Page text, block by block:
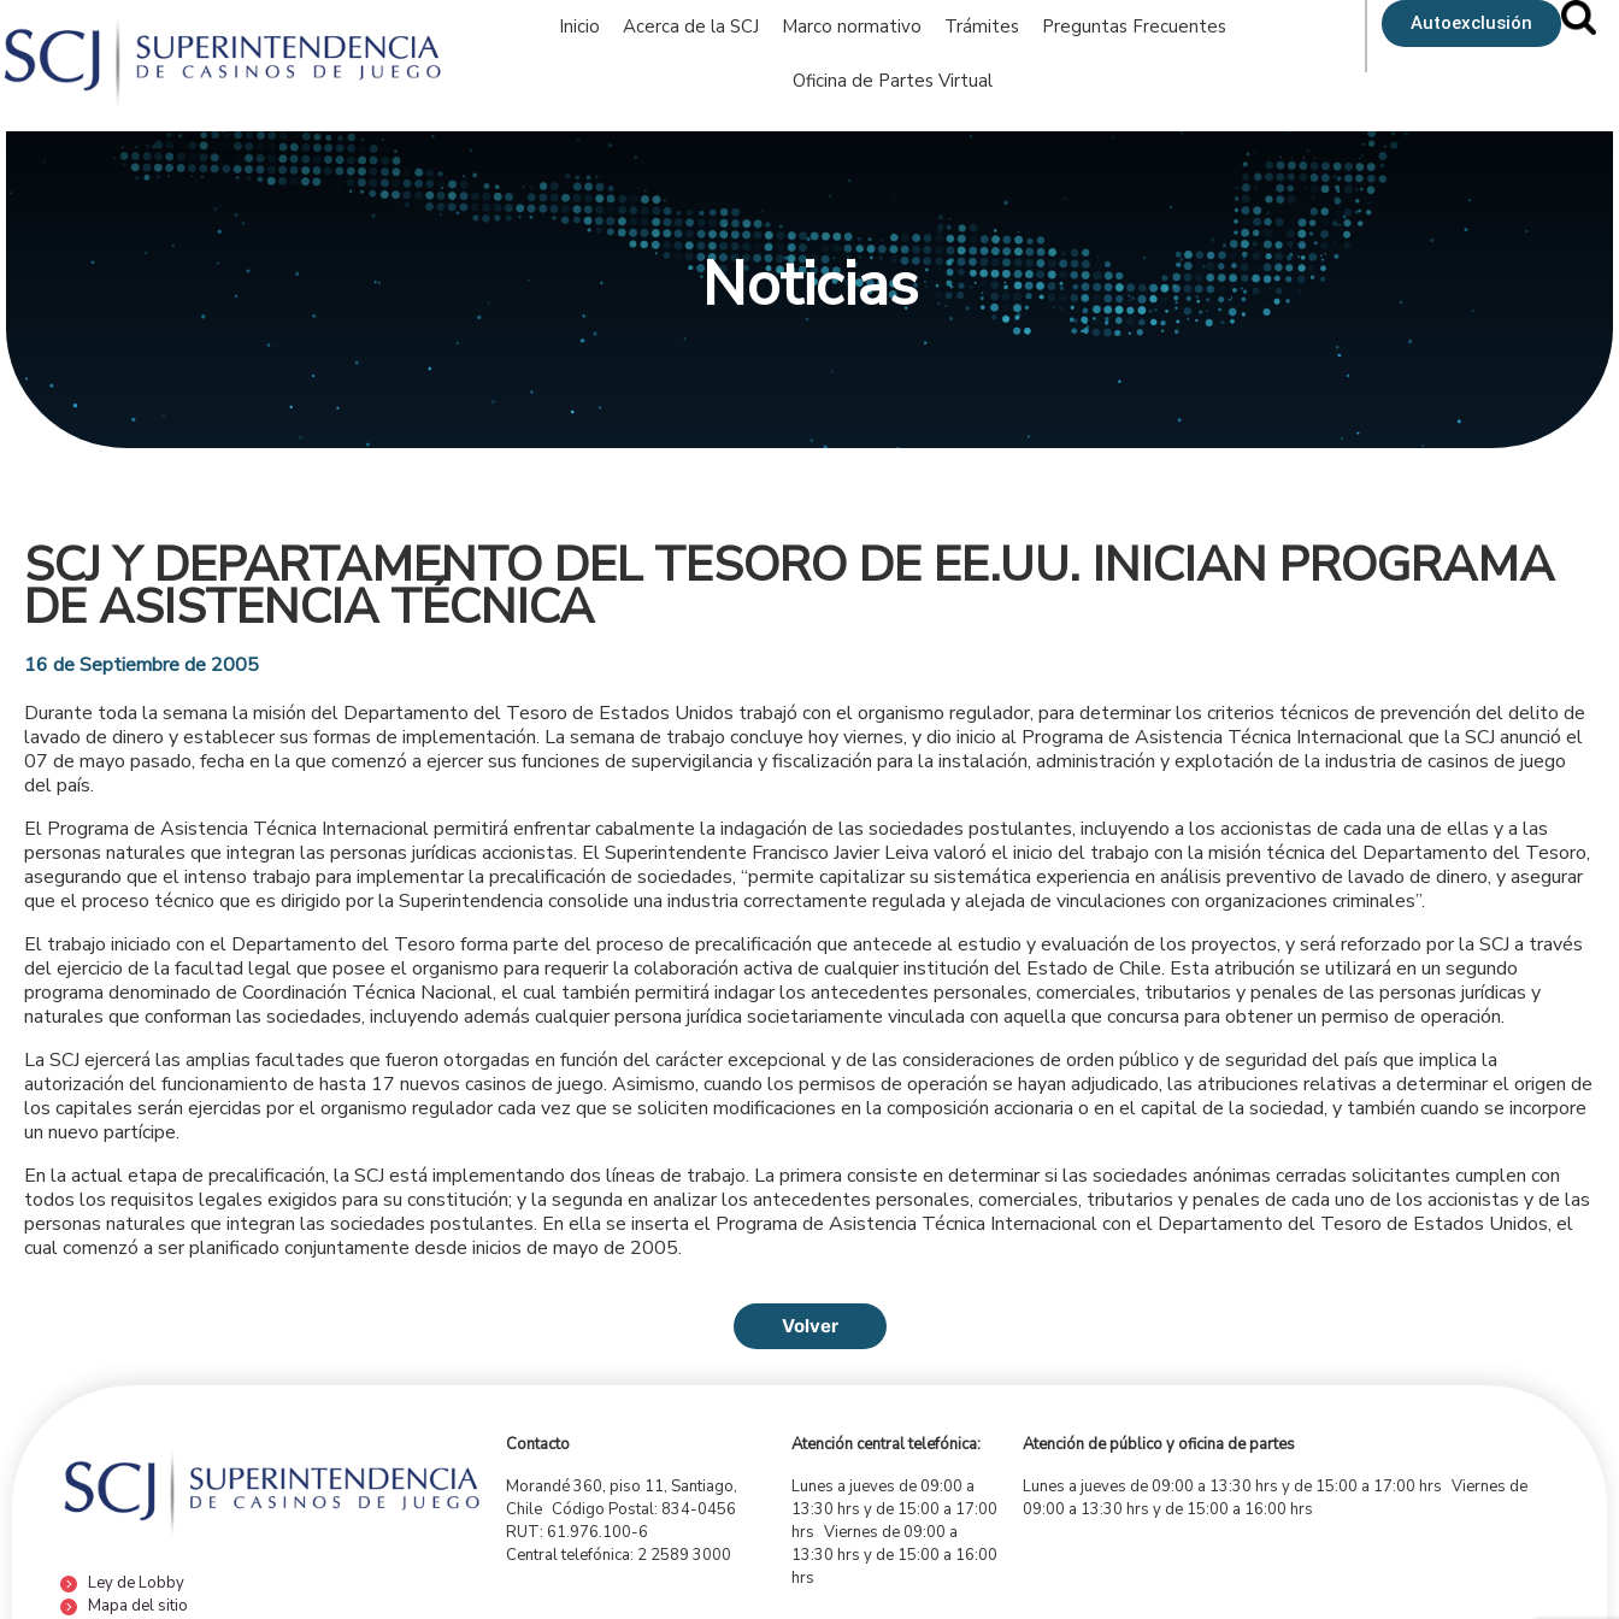
Inicio Acerca de la SCJ Marco normativo Trámites Preguntas Frecuentes
Oficina de Partes Virtual
Autoexclusión
Noticias
SCJ Y DEPARTAMENTO DEL TESORO DE EE.UU. INICIAN PROGRAMA
DE ASISTENCIA TÉCNICA
16 de Septiembre de 2005
Durante toda la semana la misión del Departamento del Tesoro de Estados Unidos trabajó con el organismo regulador, para determinar los criterios técnicos de prevención del delito de
lavado de dinero y establecer sus formas de implementación. La semana de trabajo concluye hoy viernes, y dio inicio al Programa de Asistencia Técnica Internacional que la SCJ anunció el
07 de mayo pasado, fecha en la que comenzó a ejercer sus funciones de supervigilancia y fiscalización para la instalación, administración y explotación de la industria de casinos de juego
del país.
El Programa de Asistencia Técnica Internacional permitirá enfrentar cabalmente la indagación de las sociedades postulantes, incluyendo a los accionistas de cada una de ellas y a las
personas naturales que integran las personas jurídicas accionistas. El Superintendente Francisco Javier Leiva valoró el inicio del trabajo con la misión técnica del Departamento del Tesoro,
asegurando que el intenso trabajo para implementar la precalificación de sociedades, “permite capitalizar su sistemática experiencia en análisis preventivo de lavado de dinero, y asegurar
que el proceso técnico que es dirigido por la Superintendencia consolide una industria correctamente regulada y alejada de vinculaciones con organizaciones criminales”.
El trabajo iniciado con el Departamento del Tesoro forma parte del proceso de precalificación que antecede al estudio y evaluación de los proyectos, y será reforzado por la SCJ a través
del ejercicio de la facultad legal que posee el organismo para requerir la colaboración activa de cualquier institución del Estado de Chile. Esta atribución se utilizará en un segundo
programa denominado de Coordinación Técnica Nacional, el cual también permitirá indagar los antecedentes personales, comerciales, tributarios y penales de las personas jurídicas y
naturales que conforman las sociedades, incluyendo además cualquier persona jurídica societariamente vinculada con aquella que concursa para obtener un permiso de operación.
La SCJ ejercerá las amplias facultades que fueron otorgadas en función del carácter excepcional y de las consideraciones de orden público y de seguridad del país que implica la
autorización del funcionamiento de hasta 17 nuevos casinos de juego. Asimismo, cuando los permisos de operación se hayan adjudicado, las atribuciones relativas a determinar el origen de
los capitales serán ejercidas por el organismo regulador cada vez que se soliciten modificaciones en la composición accionaria o en el capital de la sociedad, y también cuando se incorpore
un nuevo partícipe.
En la actual etapa de precalificación, la SCJ está implementando dos líneas de trabajo. La primera consiste en determinar si las sociedades anónimas cerradas solicitantes cumplen con
todos los requisitos legales exigidos para su constitución; y la segunda en analizar los antecedentes personales, comerciales, tributarios y penales de cada uno de los accionistas y de las
personas naturales que integran las sociedades postulantes. En ella se inserta el Programa de Asistencia Técnica Internacional con el Departamento del Tesoro de Estados Unidos, el
cual comenzó a ser planificado conjuntamente desde inicios de mayo de 2005.
Volver
Ley de Lobby
Mapa del sitio
Contacto
Morandé 360, piso 11, Santiago,
Chile Código Postal: 834-0456
RUT: 61.976.100-6
Central telefónica: 2 2589 3000
Atención central telefónica:
Lunes a jueves de 09:00 a
13:30 hrs y de 15:00 a 17:00
hrs Viernes de 09:00 a
13:30 hrs y de 15:00 a 16:00
hrs
Atención de público y oficina de partes
Lunes a jueves de 09:00 a 13:30 hrs y de 15:00 a 17:00 hrs Viernes de
09:00 a 13:30 hrs y de 15:00 a 16:00 hrs